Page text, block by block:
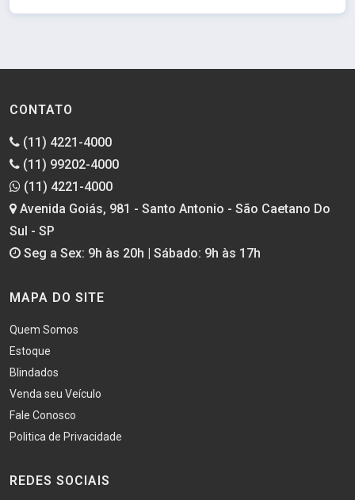
CONTATO
(11) 4221-4000
(11) 99202-4000
(11) 4221-4000
Avenida Goiás, 981 - Santo Antonio - São Caetano Do
Sul - SP
Seg a Sex: 9h às 20h | Sábado: 9h às 17h
MAPA DO SITE
Quem Somos
Estoque
Blindados
Venda seu Veículo
Fale Conosco
Politica de Privacidade
REDES SOCIAIS